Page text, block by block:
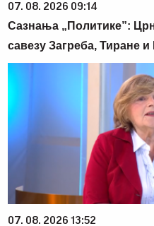
07. 08. 2026 09:14
Сазнања „Политике”:
савезу Загреба, Тиране
07. 08. 2026 13:52